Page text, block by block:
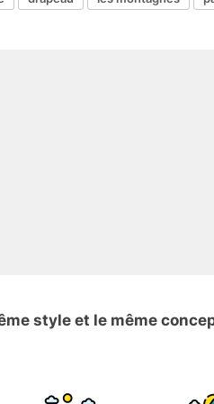
style et le même